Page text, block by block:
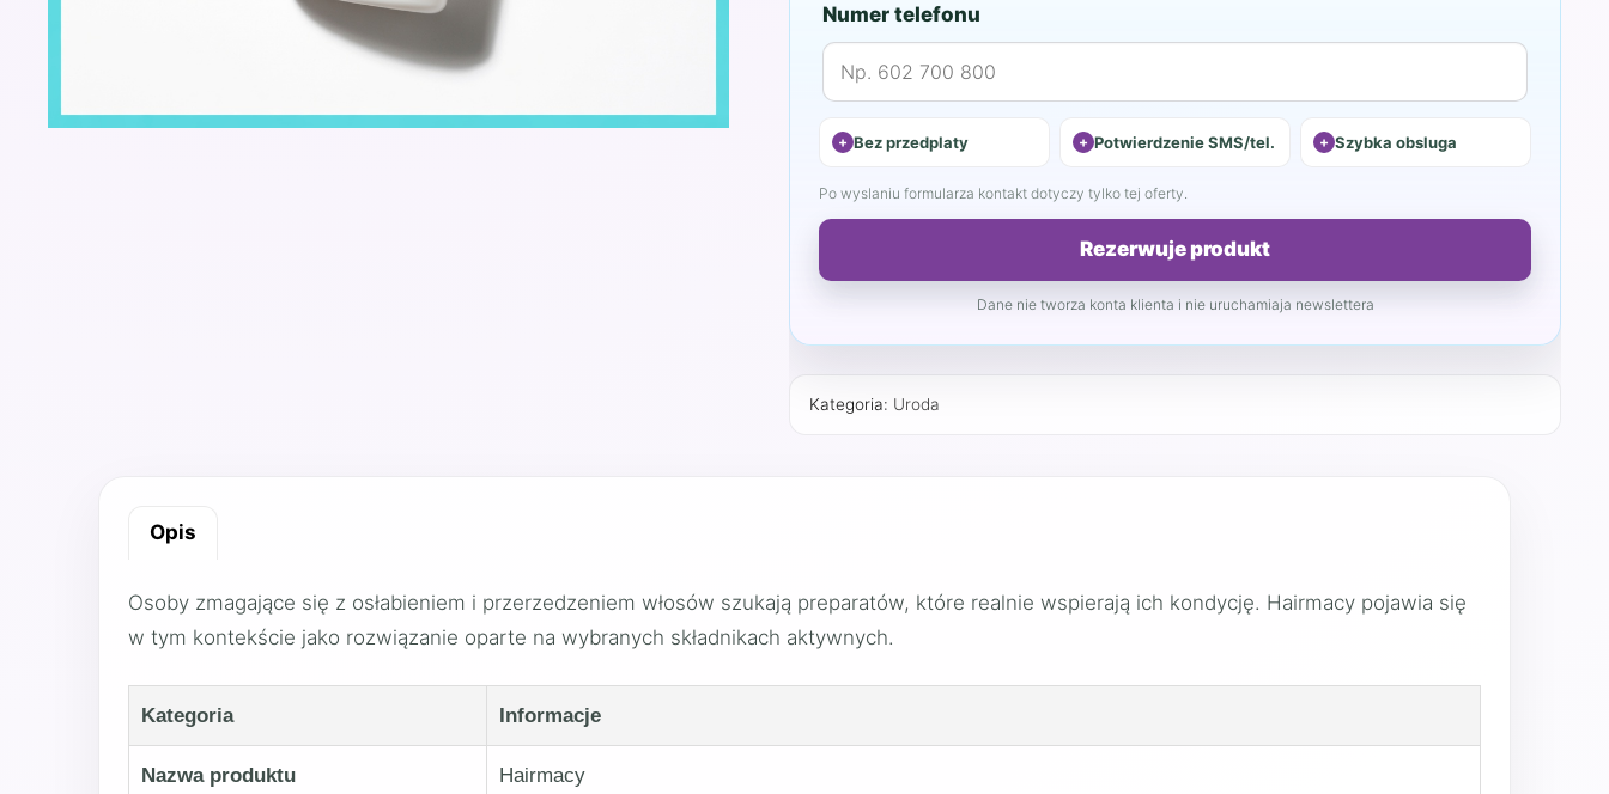
Numer telefonu
Bez przedplaty Potwierdzenie SMS/tel. Szybka obsluga
Po wyslaniu formularza kontakt dotyczy tylko tej oferty.
Rezerwuje produkt
Dane nie tworza konta klienta i nie uruchamiaja newslettera
Kategoria: Uroda
Opis
Osoby zmagające się z osłabieniem i przerzedzeniem włosów szukają preparatów, które realnie wspierają ich kondycję. Hairmacy pojawia się
w tym kontekście jako rozwiązanie oparte na wybranych składnikach aktywnych.
Kategoria Informacje
Nazwa produktu Hairmacy